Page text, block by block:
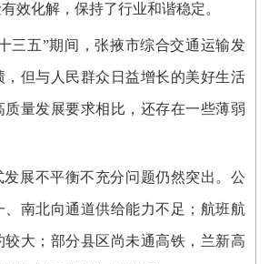
效化解，保持了行业和谐稳定。
三五”期间，张掖市综合交通运输发
，但与人民群众日益增长的美好生活
质量发展要求相比，还存在一些薄弱
发展不平衡不充分问题仍然突出。公
、南北向通道供给能力不足；航班航
较大；部分县区尚未通高铁，兰新高